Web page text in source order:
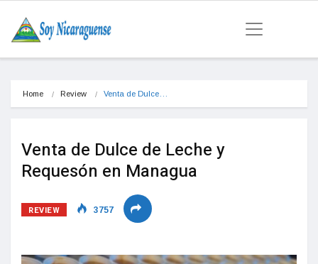
Home Review Venta de Dulce…
Venta de Dulce de Leche y
Requesón en Managua
REVIEW 3757